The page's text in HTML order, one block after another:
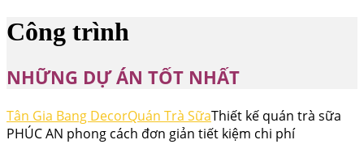
Công trình
NHỮNG DỰ ÁN TỐT NHẤT
Tân Gia Bang DecorQuán Trà SữaThiết kế quán trà sữa
PHÚC AN phong cách đơn giản tiết kiệm chi phí